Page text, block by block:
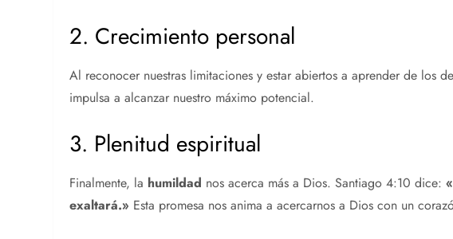
2. Crecimiento personal
Al reconocer nuestras limitaciones y estar abiertos a aprender de los
impulsa a alcanzar nuestro máximo potencial.
3. Plenitud espiritual
Finalmente, la humildad nos acerca más a Dios. Santiago 4:10 dice:
exaltará.» Esta promesa nos anima a acercarnos a Dios con un